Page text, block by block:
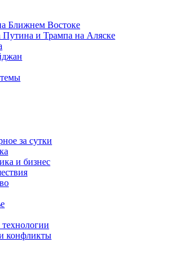
Ближнем Востоке
Путина и Трампа на Аляске
за сутки
и бизнес
конфликты